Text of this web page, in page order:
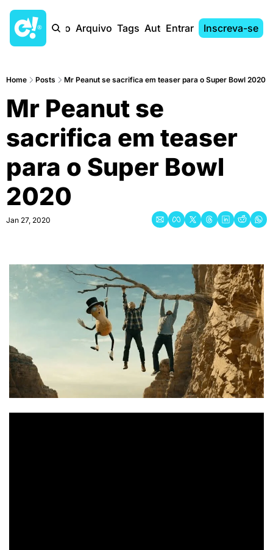
Início Arquivo Tags AutoresEntrar Inscreva-se
Home Posts Mr Peanut se sacrifica em teaser para o Super Bowl 2020
Mr Peanut se
sacrifica em teaser
para o Super Bowl
2020
Jan 27, 2020